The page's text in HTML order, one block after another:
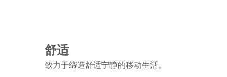
舒适
致力于缔造舒适宁静的移动生活。